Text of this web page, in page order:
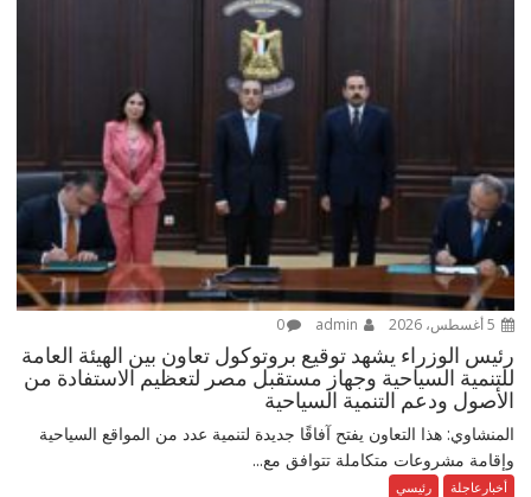
0
رئيس الوزراء يشهد توقيع بروتوكول تعاون بين الهيئة العامة
للتنمية السياحية وجهاز مستقبل مصر لتعظيم الاستفادة من
الأصول ودعم التنمية السياحية
المنشاوي: هذا التعاون يفتح آفاقًا جديدة لتنمية عدد من المواقع السياحية
وإقامة مشروعات متكاملة تتوافق مع...
أخبارعاجلة رئيسي